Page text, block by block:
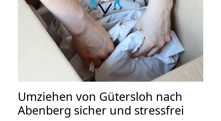
Umziehen von Gütersloh nach
Abenberg sicher und stressfrei